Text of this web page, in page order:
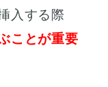
入する際
ことが重要